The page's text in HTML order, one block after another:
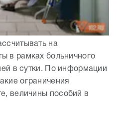
на
в рамках больничного
в сутки. По информации
ограничения
величины пособий в